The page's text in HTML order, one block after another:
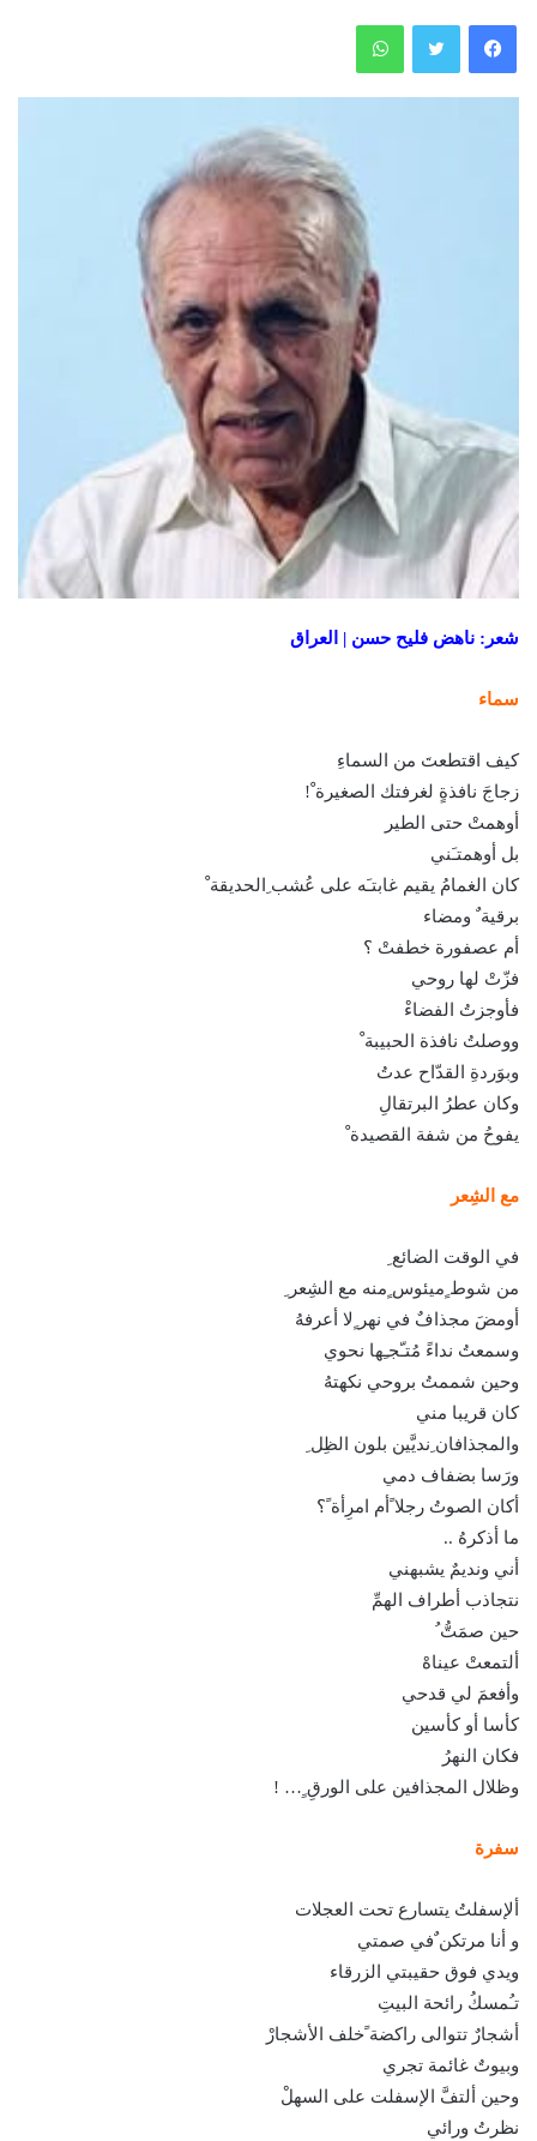
فيسبوك تويتر واتساب
شعر: ناهض فليح حسن | العراق
سماء
كيف اقتطعتَ من السماءِ
زجاجَ نافذةٍ لغرفتك الصغيرة ْ!
أوهمتْ حتى الطير
بل أوهمتـَني
كان الغمامُ يقيم غابتـَه على عُشب ِالحديقة ْ
برقية ٌ ومضاء
أم عصفورة خطفتْ ؟
فزّتْ لها روحي
فأوجزتُ الفضاءْ
ووصلتُ نافذة الحبيبة ْ
وبوَردةِ القدّاح عدتُ
وكان عطرُ البرتقالِ
يفوحُ من شفة القصيدة ْ
مع الشِعر
في الوقت الضائع ِ
من شوط ٍميئوس ٍمنه مع الشِعر ِ
أومضَ مجذافٌ في نهر ٍلا أعرفهُ
وسمعتُ نداءً مُتـّجـِها نحوي
وحين شممتُ بروحي نكهتهُ
كان قريبا مني
والمجذافان ِنديَّين بلون الظِل ِ
ورَسا بضفاف دمي
أكان الصوتُ رجلا ًأم امرِأة ً؟
ما أذكرهُ ..
أني ونديمٌ يشبهني
نتجاذب أطراف الهمِّ
حين صمَتُّ ُ
ألتمعتْ عيناهْ
وأفعمَ لي قدحي
كأسا أو كأسين
فكان النهرُ
وظلال المجذافين على الورقِ ِِ… !
سفرة
ألإسفلتُ يتسارع تحت العجلات
و أنا مرتكن ٌفي صمتي
ويدي فوق حقيبتي الزرقاء
تـُمسكُ رائحة البيتِ
أشجارٌ تتوالى راكضة ًخلف الأشجارْ
وبيوتٌ غائمة تجري
وحين ألتفَّ الإسفلت على السهلْ
نظرتُ ورائي